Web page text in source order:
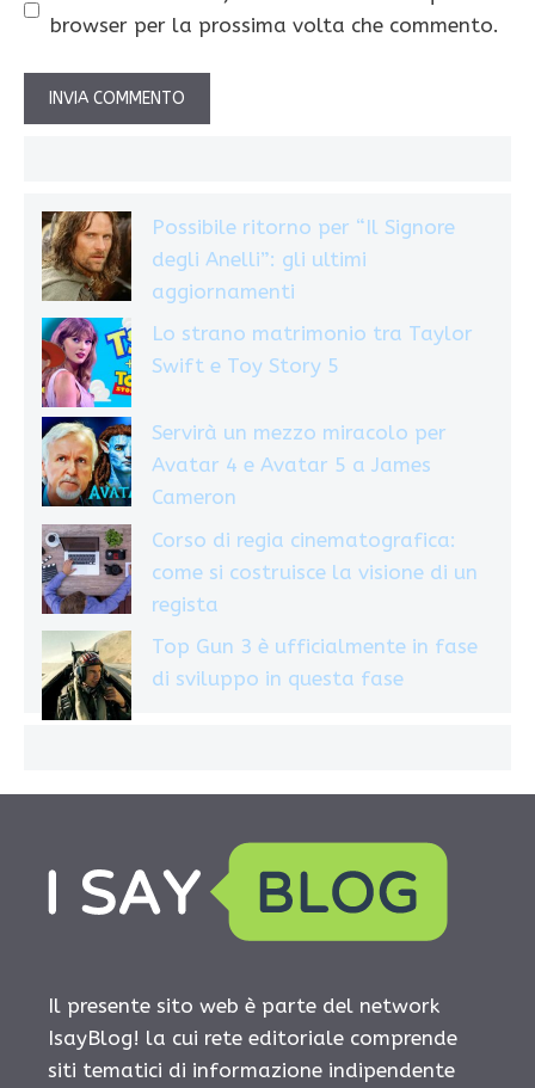
browser per la prossima volta che commento.
Possibile ritorno per “Il Signore
degli Anelli”: gli ultimi
aggiornamenti
Lo strano matrimonio tra Taylor
Swift e Toy Story 5
Servirà un mezzo miracolo per
Avatar 4 e Avatar 5 a James
Cameron
Corso di regia cinematografica:
come si costruisce la visione di un
regista
Top Gun 3 è ufficialmente in fase
di sviluppo in questa fase
Il presente sito web è parte del network
IsayBlog! la cui rete editoriale comprende
siti tematici di informazione indipendente